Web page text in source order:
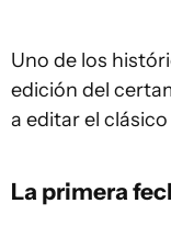
Uno de los
edición del
a editar el
La primera